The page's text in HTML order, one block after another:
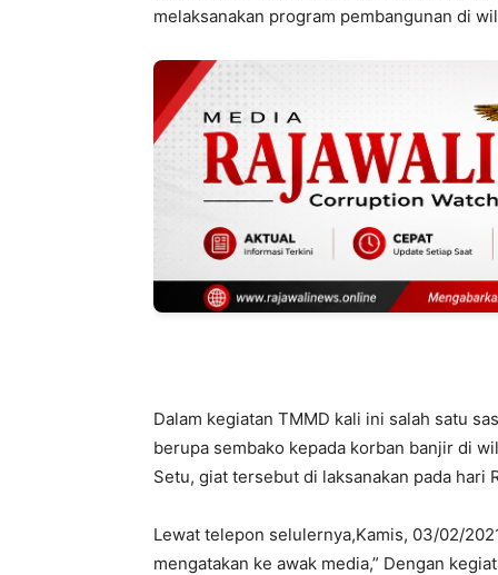
melaksanakan program pembangunan di
Dalam kegiatan TMMD kali ini salah satu
berupa sembako kepada korban banjir di
Setu, giat tersebut di laksanakan pada hari
Lewat telepon selulernya,Kamis, 03/02/
mengatakan ke awak media,” Dengan